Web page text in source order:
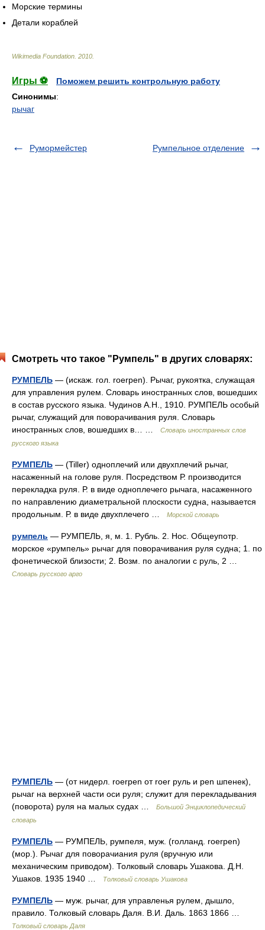
Морские термины
Детали кораблей
Wikimedia Foundation 2010
Игры ⚽
Поможем решить контрольную работу
Синонимы:
рычаг
Румормейстер Румпельное отделение
Смотреть что такое "Румпель" в других словарях:
РУМПЕЛЬ — (искаж. гол. roerpen). Рычаг, рукоятка, служащая
для управления рулем. Словарь иностранных слов, вошедших
в состав русского языка. Чудинов А.Н., 1910. РУМПЕЛЬ особый
рычаг, служащий для поворачивания руля. Словарь
иностранных слов, вошедших в… …
Словарь иностранных слов
русского языка
РУМПЕЛЬ — (Tiller) одноплечий или двухплечий рычаг,
насаженный на голове руля. Посредством Р. производится
перекладка руля. Р. в виде одноплечего рычага, насаженного
по направлению диаметральной плоскости судна, называется
продольным. Р. в виде двухплечего …
Морской словарь
румпель — РУМПЕЛЬ, я, м. 1. Рубль. 2. Нос. Общеупотр.
морское «румпель» рычаг для поворачивания руля судна; 1. по
фонетической близости; 2. Возм. по аналогии с руль, 2 …
Словарь русского арго
РУМПЕЛЬ — (от нидерл. roerpen от roer руль и pen шпенек),
рычаг на верхней части оси руля; служит для перекладывания
(поворота) руля на малых судах …
Большой Энциклопедический
словарь
РУМПЕЛЬ — РУМПЕЛЬ, румпеля, муж. (голланд. roerpen)
(мор.). Рычаг для поворачиания руля (вручную или
механическим приводом). Толковый словарь Ушакова. Д.Н.
Ушаков. 1935 1940 …
Толковый словарь Ушакова
РУМПЕЛЬ — муж. рычаг, для управленья рулем, дышло,
правило. Толковый словарь Даля. В.И. Даль. 1863 1866 …
Толковый словарь Даля